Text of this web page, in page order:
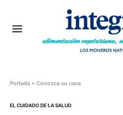
Portada »Conozca su caca
EL CUIDADO DE LA SALUD